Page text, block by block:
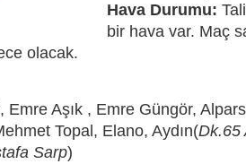
Hava Durumu:
bir hava var. Maç
olacak.
Emre Aşık , Emre Güngör,
Topal, Elano, Aydın(Dk.65
Sarp)